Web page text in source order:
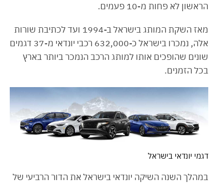
הראשון לא פחות מ-10 פעמים.
מאז השקת המותג בישראל ב-1994 ועד לכתיבת שורות
אלה, נמכרו בישראל כ-632,000 רכבי יונדאי מ-37 דגמים
שונים שהופכים אותו למותג הרכב הנמכר ביותר בארץ
בכל הזמנים.
דגמי יונדאי בישראל
במהלך השנה השיקה יונדאי בישראל את הדור הרביעי של